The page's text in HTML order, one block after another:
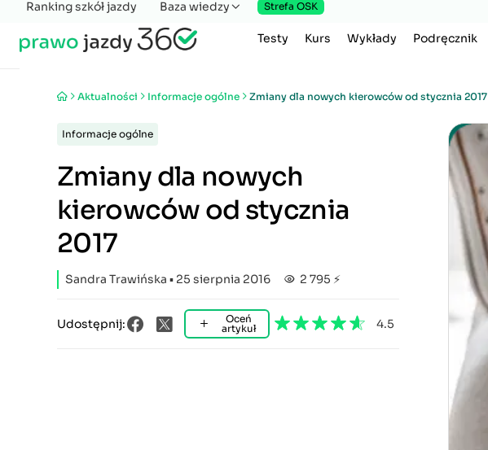
Testy Kurs Wykłady Podręcznik
Ranking szkół jazdy Baza wiedzy Strefa OSK
Aktualności Informacje ogólne Zmiany dla nowych kierowców od stycznia 2017
Informacje ogólne
Zmiany dla nowych
kierowców od stycznia
2017
Sandra Trawińska ▪ 25 sierpnia 2016 2 795 ⚡
Udostępnij:
Oceń
artykuł
4.5